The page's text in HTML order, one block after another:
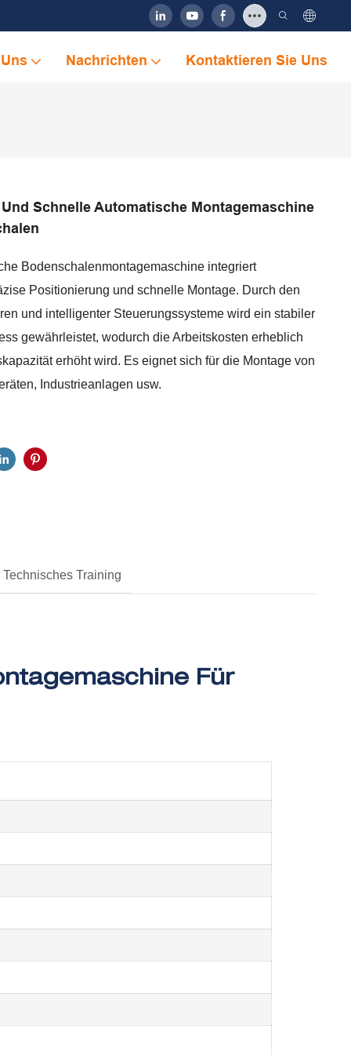
Nachrichten Kontaktieren Sie Uns
Schnelle Automatische Montagemaschine
Bodenschalenmontagemaschine integriert
Positionierung und schnelle Montage. Durch den
und intelligenter Steuerungssysteme wird ein stabiler
gewährleistet, wodurch die Arbeitskosten erheblich
erhöht wird. Es eignet sich für die Montage von
Industrieanlagen usw.
Technisches Training